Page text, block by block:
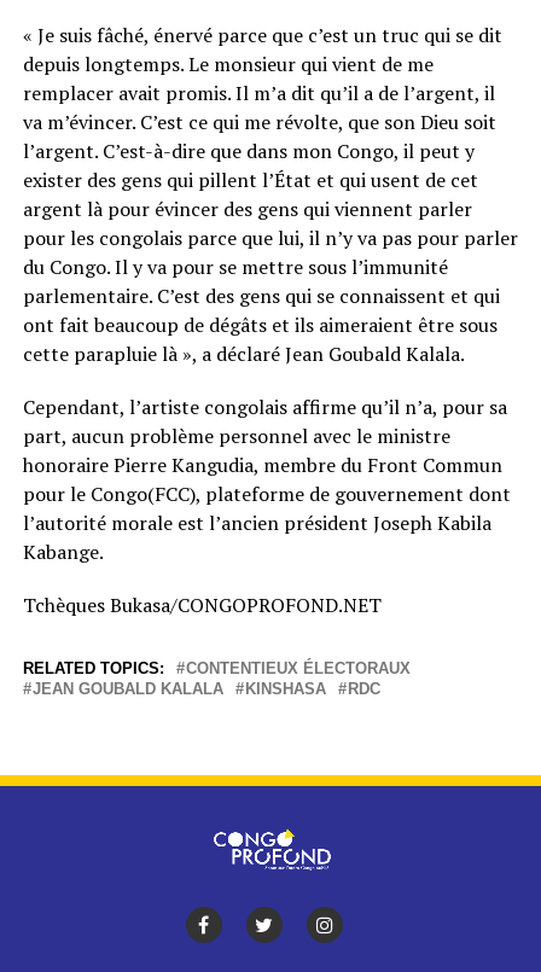
« Je suis fâché, énervé parce que c’est un truc qui se dit
depuis longtemps. Le monsieur qui vient de me
remplacer avait promis. Il m’a dit qu’il a de l’argent, il
va m’évincer. C’est ce qui me révolte, que son Dieu soit
l’argent. C’est-à-dire que dans mon Congo, il peut y
exister des gens qui pillent l’État et qui usent de cet
argent là pour évincer des gens qui viennent parler
pour les congolais parce que lui, il n’y va pas pour parler
du Congo. Il y va pour se mettre sous l’immunité
parlementaire. C’est des gens qui se connaissent et qui
ont fait beaucoup de dégâts et ils aimeraient être sous
cette parapluie là », a déclaré Jean Goubald Kalala.
Cependant, l’artiste congolais affirme qu’il n’a, pour sa
part, aucun problème personnel avec le ministre
honoraire Pierre Kangudia, membre du Front Commun
pour le Congo(FCC), plateforme de gouvernement dont
l’autorité morale est l’ancien président Joseph Kabila
Kabange.
Tchèques Bukasa/CONGOPROFOND.NET
RELATED TOPICS:
CONTENTIEUX ÉLECTORAUX
JEAN GOUBALD KALALA
KINSHASA RDC